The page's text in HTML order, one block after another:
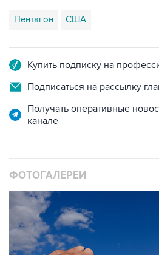
Подписаться на рассылку
Получать оперативные